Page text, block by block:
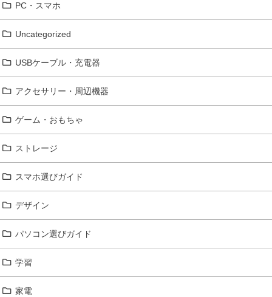
PC・スマホ
Uncategorized
USBケーブル・充電器
アクセサリー・周辺機器
ゲーム・おもちゃ
ストレージ
スマホ選びガイド
デザイン
パソコン選びガイド
学習
家電